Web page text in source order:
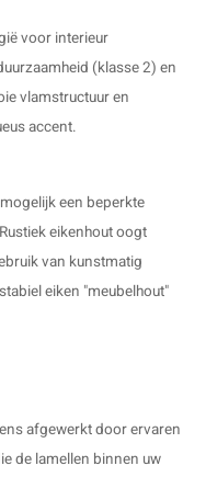
voor interieur
(klasse 2) en
vlamstructuur en
accent.
een beperkte
eikenhout oogt
van kunstmatig
eiken "meubelhout"
afgewerkt door ervaren
de lamellen binnen uw